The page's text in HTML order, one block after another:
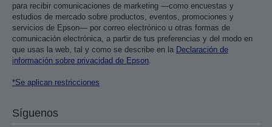
para recibir comunicaciones de marketing —como encuestas y
estudios de mercado sobre productos, eventos, promociones y
servicios de Epson— por correo electrónico u otras formas de
comunicación electrónica, a partir de tus preferencias y del modo en
que usas la web, tal y como se describe en la Declaración de
información sobre privacidad de Epson
*Se aplican restricciones
Síguenos